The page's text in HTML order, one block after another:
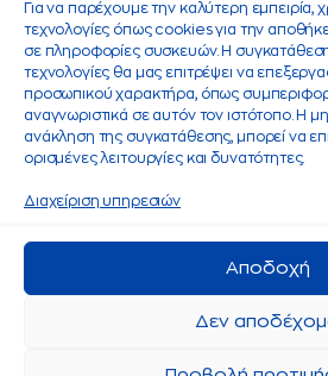
Για να παρέχουμε την καλύτερη εμπειρία,
τεχνολογίες όπως cookies για την
σε πληροφορίες συσκευών. Η συγκατάθεση
τεχνολογίες θα μας επιτρέψει να
προσωπικού χαρακτήρα, όπως
αναγνωριστικά σε αυτόν τον ιστότοπο. Η
ανάκληση της συγκατάθεσης, μπορεί να
ορισμένες λειτουργίες και δυνατότητες.
Διαχείριση υπηρεσιών
Αποδοχή
Δεν